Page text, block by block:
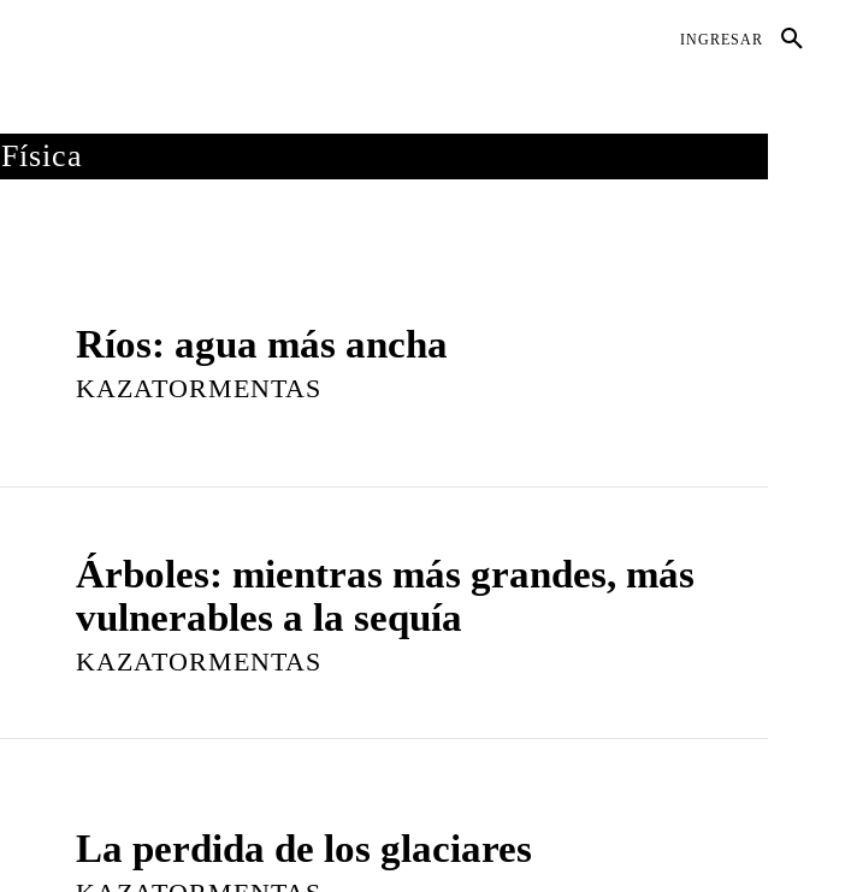
GALERÍASMORE
INGRESAR
Física
Ríos: agua más ancha
KAZATORMENTAS
Árboles: mientras más grandes, más
vulnerables a la sequía
KAZATORMENTAS
La perdida de los glaciares